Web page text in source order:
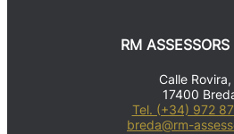
RM ASSESSORS
Calle Rovira,
17400
Tel. (+34) 972
breda@rm-